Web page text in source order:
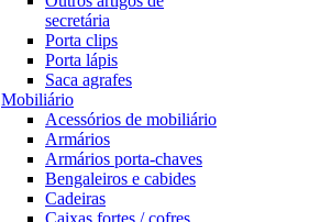
secretária
Porta clips
Porta lápis
Saca agrafes
Mobiliário
Acessórios de mobiliário
Armários
Armários porta-chaves
Bengaleiros e cabides
Cadeiras
Caixas fortes / cofres